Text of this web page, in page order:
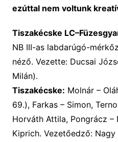
ezúttal nem voltunk
Tiszakécske
NB III-as labdarúgó-
néző. Vezette: Ducsai
Milán).
Tiszakécske: Molnár –
69.), Farkas – Simon,
Horváth Attila, Pongrácz –
Kiprich. Vezetőedző: Nagy